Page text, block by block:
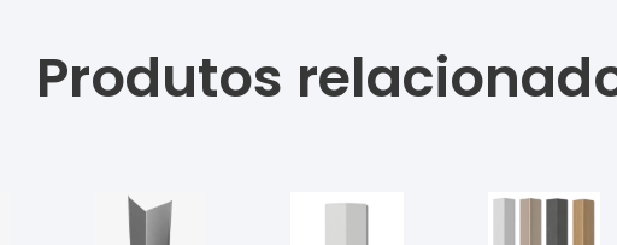
Produtos